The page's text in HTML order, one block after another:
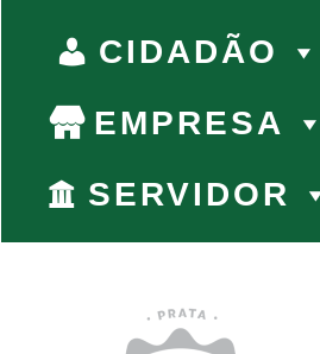
CIDADÃO
EMPRESA
SERVIDOR